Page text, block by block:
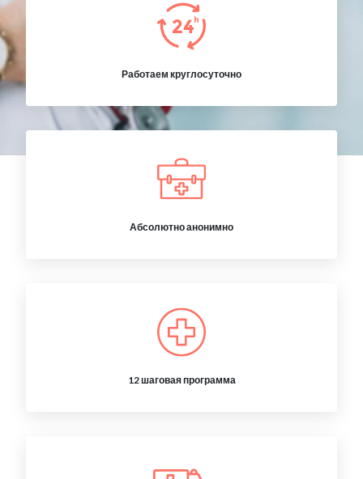
Работаем круглосуточно
Абсолютно анонимно
12 шаговая программа